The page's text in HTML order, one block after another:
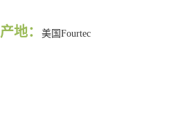
产地： 美国Fourtec